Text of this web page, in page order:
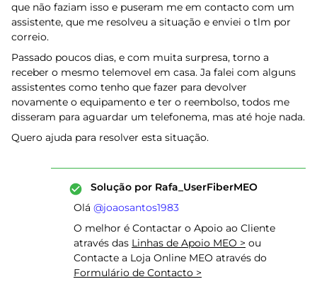
que não faziam isso e puseram me em contacto com um
assistente, que me resolveu a situação e enviei o tlm por
correio.
Passado poucos dias, e com muita surpresa, torno a
receber o mesmo telemovel em casa. Ja falei com alguns
assistentes como tenho que fazer para devolver
novamente o equipamento e ter o reembolso, todos me
disseram para aguardar um telefonema, mas até hoje nada.
Quero ajuda para resolver esta situação.
Solução por Rafa_UserFiberMEO
Olá ​ @joaosantos1983
O melhor é Contactar o Apoio ao Cliente
através das Linhas de Apoio MEO > ou
Contacte a Loja Online MEO através do
Formulário de Contacto >